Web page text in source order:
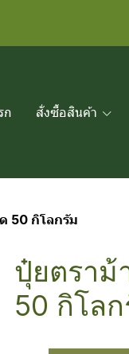
ก สั่งซื้อสินค้า
50 กิโลกรัม
ปุ๋ยตรา
50 กิโล